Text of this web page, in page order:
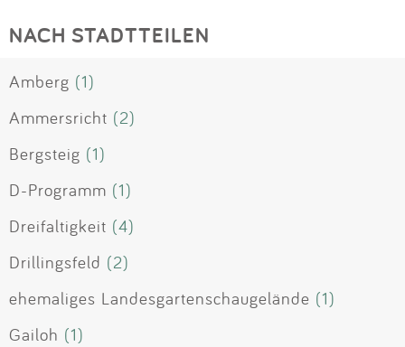
NACH STADTTEILEN
Amberg (1)
Ammersricht (2)
Bergsteig (1)
D-Programm (1)
Dreifaltigkeit (4)
Drillingsfeld (2)
ehemaliges Landesgartenschaugelände (1)
Gailoh (1)